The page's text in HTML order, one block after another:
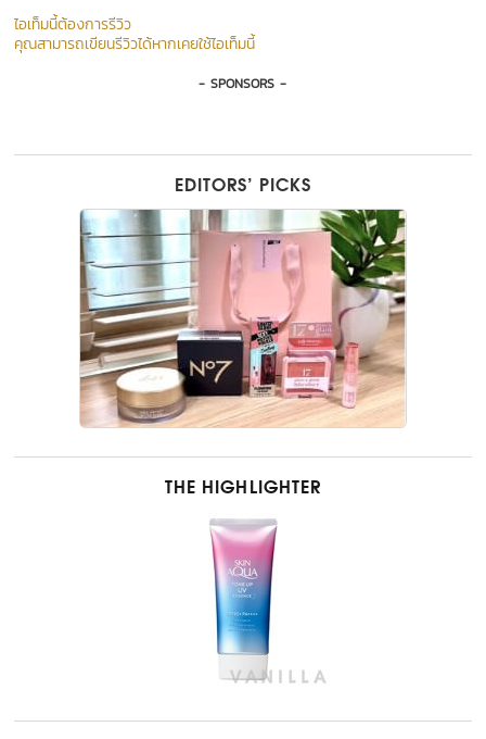
ไอเท็มนี้ต้องการรีวิว
คุณสามารถเขียนรีวิวได้หากเคยใช้ไอเท็มนี้
- SPONSORS -
EDITORS’ PICKS
THE HIGHLIGHTER